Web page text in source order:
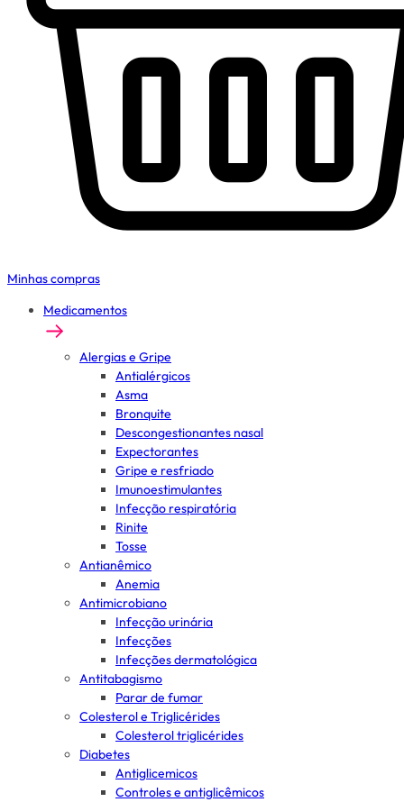
Minhas compras
Medicamentos
Alergias e Gripe
Antialérgicos
Asma
Bronquite
Descongestionantes nasal
Expectorantes
Gripe e resfriado
Imunoestimulantes
Infecção respiratória
Rinite
Tosse
Antianêmico
Anemia
Antimicrobiano
Infecção urinária
Infecções
Infecções dermatológica
Antitabagismo
Parar de fumar
Colesterol e Triglicérides
Colesterol triglicérides
Diabetes
Antiglicemicos
Controles e antiglicêmicos